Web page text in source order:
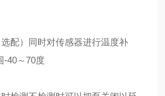
配）同时对传感器进行温度补
-40～70度